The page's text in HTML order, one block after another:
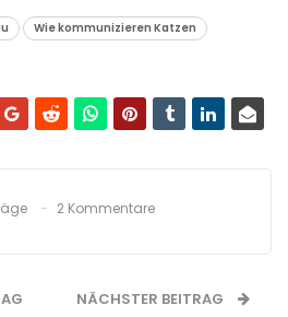
Wie kommunizieren Katzen
2 Kommentare
NÄCHSTER BEITRAG